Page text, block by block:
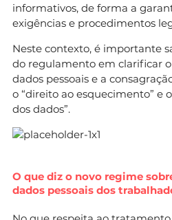
informativos, de forma a
exigências e procedimentos
Neste contexto, é importante
do regulamento em clarificar
dados pessoais e a
o “direito ao esquecimento” e
dos dados”.
O que diz o novo regime
dados pessoais dos